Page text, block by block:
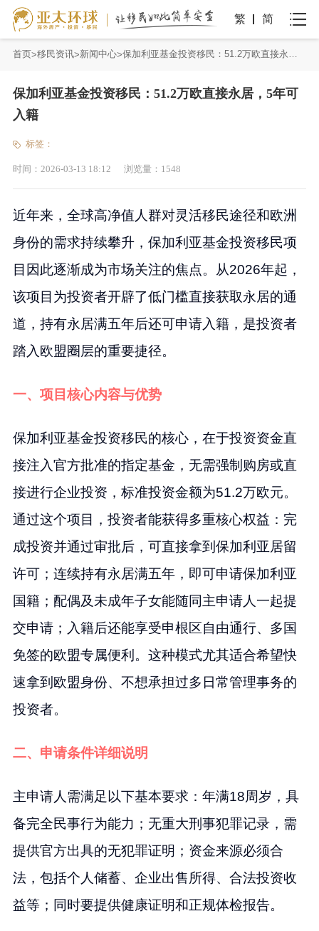
繁 简
首页 移民资讯 新闻中心 保加利亚基金投资移民：51.2万欧直接永居，5年可入籍
保加利亚基金投资移民：51.2万欧直接永居，5年可
入籍
标签：
时间： 2026-03-13 18:12 浏览量： 1548
近年来，全球高净值人群对灵活移民途径和欧洲
身份的需求持续攀升，保加利亚基金投资移民项
目因此逐渐成为市场关注的焦点。从2026年起，
该项目为投资者开辟了低门槛直接获取永居的通
道，持有永居满五年后还可申请入籍，是投资者
踏入欧盟圈层的重要捷径。
一、项目核心内容与优势
保加利亚基金投资移民的核心，在于投资资金直
接注入官方批准的指定基金，无需强制购房或直
接进行企业投资，标准投资金额为51.2万欧元。
通过这个项目，投资者能获得多重核心权益：完
成投资并通过审批后，可直接拿到保加利亚居留
许可；连续持有永居满五年，即可申请保加利亚
国籍；配偶及未成年子女能随同主申请人一起提
交申请；入籍后还能享受申根区自由通行、多国
免签的欧盟专属便利。这种模式尤其适合希望快
速拿到欧盟身份、不想承担过多日常管理事务的
投资者。
二、申请条件详细说明
主申请人需满足以下基本要求：年满18周岁，具
备完全民事行为能力；无重大刑事犯罪记录，需
提供官方出具的无犯罪证明；资金来源必须合
法，包括个人储蓄、企业出售所得、合法投资收
益等；同时要提供健康证明和正规体检报告。